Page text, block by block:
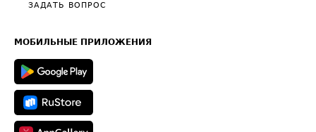
Общие положения
Техническая информация
ЗАДАТЬ ВОПРОС
МОБИЛЬНЫЕ ПРИЛОЖЕНИЯ